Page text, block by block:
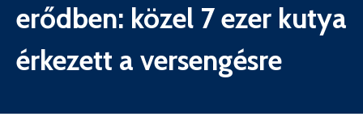
erődben: közel 7 ezer kutya
érkezett a versengésre